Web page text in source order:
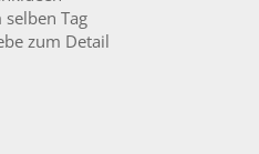
Tag
zum Detail